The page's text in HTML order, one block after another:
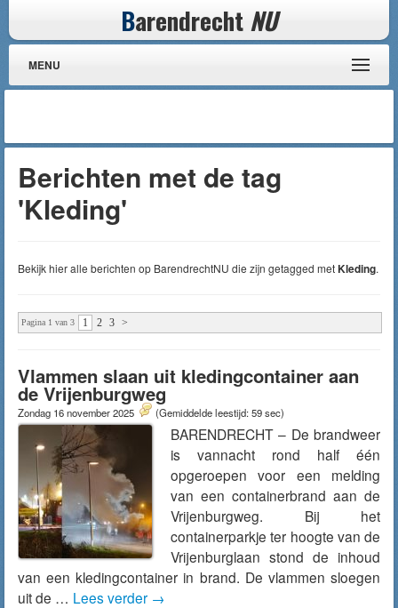
Barendrecht NU
MENU
Berichten met de tag
'Kleding'
Bekijk hier alle berichten op BarendrechtNU die zijn getagged metKleding.
Pagina 1 van 3 1 2 3 >
Vlammen slaan uit kledingcontainer aan
de Vrijenburgweg
Zondag 16 november 2025 (Gemiddelde leestijd: 59 sec)
BARENDRECHT – De brandweer
is vannacht rond half één
opgeroepen voor een melding
van een containerbrand aan de
Vrijenburgweg. Bij het
containerparkje ter hoogte van de
Vrijenburglaan stond de inhoud
van een kledingcontainer in brand. De vlammen sloegen
uit de … Lees verder →